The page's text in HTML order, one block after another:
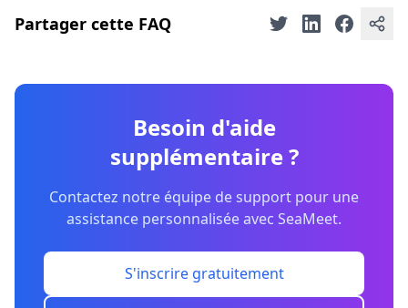
Partager cette FAQ
Besoin d'aide
supplémentaire ?
Contactez notre équipe de support pour une
assistance personnalisée avec SeaMeet.
S'inscrire gratuitement